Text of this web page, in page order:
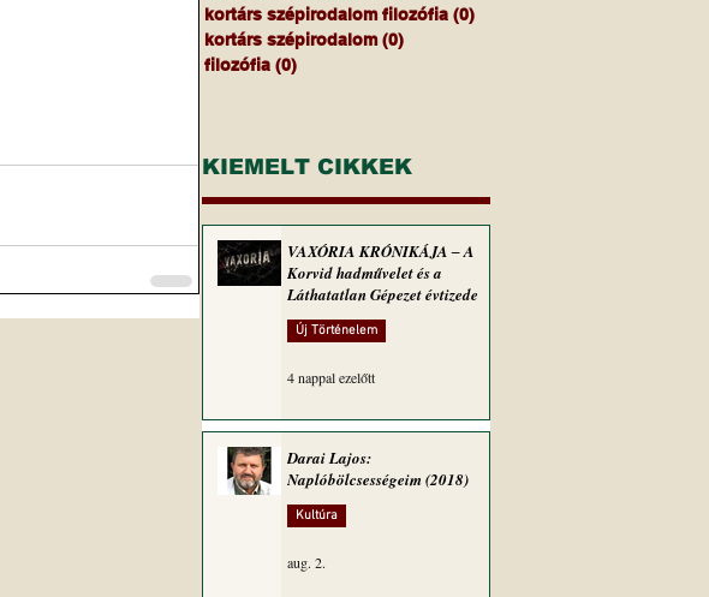
kortárs szépirodalom filozófia (0)
kortárs szépirodalom (0)
filozófia (0)
KIEMELT CIKKEK
VAXÓRIA KRÓNIKÁJA ‒ A
Korvid hadművelet és a
Láthatatlan Gépezet évtizede
Új Történelem
4 nappal ezelőtt
Darai Lajos:
Naplóbölcsességeim (2018)
Kultúra
aug. 2.